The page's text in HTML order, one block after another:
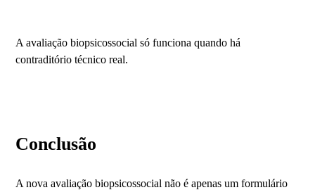
A avaliação biopsicossocial só funciona quando há
contraditório técnico real.
Conclusão
A nova avaliação biopsicossocial não é apenas um formulário